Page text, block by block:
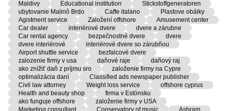
Maldivy
Educational institution
Stickstoffgeneratoren
ubytovanie Malinô Brdo
Caffe italano
Plastove obálky
Agistment service
Založení offshore
Amusement center
Car dealer
interiérové dvere
dvere a zárubne
Car rental agency
bezpečnostné dvere
dvere
dvere interiérové
interiérové dvere so zárubňou
Airport shuttle service
bezfalcové dvere
zalozenie firmy v usa
daňové raje
daňový raj
ako znížiť daň z príjmu sro
založenie firmy na Cypre
optimalizácia daní
Classified ads newspaper publisher
Civil law attorney
Weight loss service
offshore cyprus
Health and beauty shop
firma v Estónsku
ako funguje offshore
založenie firmy v USA
Marketing consultant
Conservatory of music
Ashram